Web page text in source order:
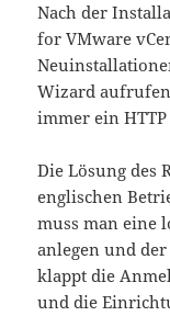
Nach der
for VMware
Wizard
immer ein HTTP
Die Lösung des
englischen
muss man eine
anlegen und
klappt die
und die